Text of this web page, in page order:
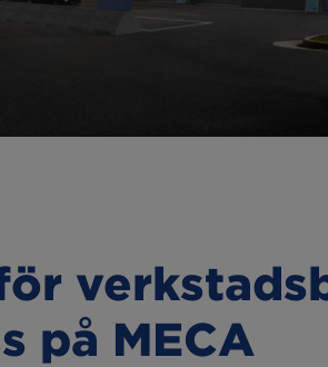
på MECA